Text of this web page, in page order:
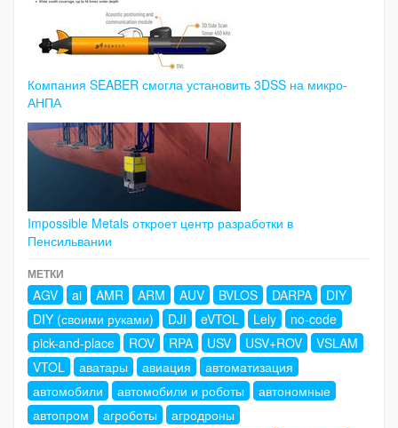
Компания SEABER смогла установить 3DSS на микро-
АНПА
Impossible Metals откроет центр разработки в
Пенсильвании
МЕТКИ
AGV ai AMR ARM AUV BVLOS DARPA
DIY
DIY (своими руками)
DJI eVTOL Lely
no-code
pick-and-place
ROV RPA USV USV+ROV
VSLAM
VTOL
аватары авиация
автоматизация
автомобили
автомобили и роботы
автономные
автопром
агроботы
агродроны